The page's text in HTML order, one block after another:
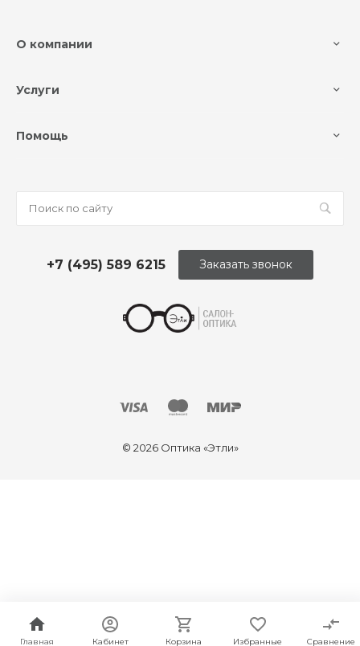
Главная Кабинет Корзина Избранные Сравнение
О компании
Услуги
Помощь
+7 (495) 589 6215 Заказать звонок
© 2026 Оптика «Этли»